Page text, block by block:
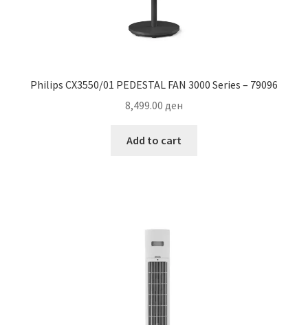
Philips CX3550/01 PEDESTAL FAN 3000 Series – 79096
8,499.00 ден
Add to cart